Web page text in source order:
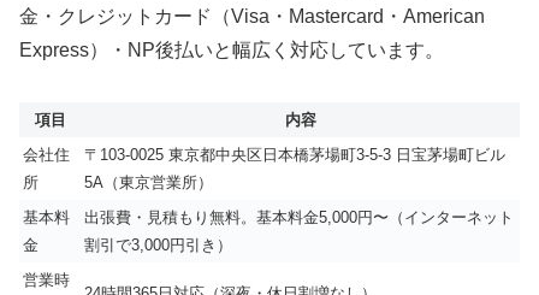
金・クレジットカード（Visa・Mastercard・American
Express）・NP後払いと幅広く対応しています。
項目
内容
会社住
所
〒103-0025 東京都中央区日本橋茅場町3-5-3 日宝茅場町ビル
5A（東京営業所）
基本料
金
出張費・見積もり無料。基本料金5,000円〜（インターネット
割引で3,000円引き）
営業時